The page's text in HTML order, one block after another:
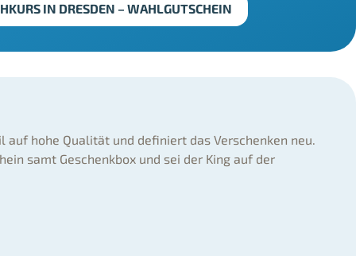
IN DRESDEN – WAHLGUTSCHEIN
hohe Qualität und definiert das Verschenken neu.
samt Geschenkbox und sei der King auf der